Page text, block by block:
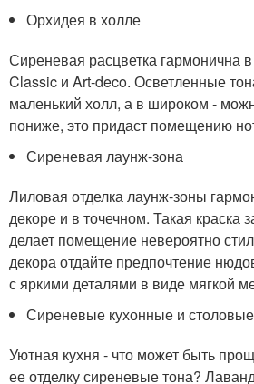
Орхидея в холле
Сиреневая расцветка гармонична
Classic и Art-deco. Осветленные
маленький холл, а в широком -
пониже, это придаст помещению
Сиреневая лаунж-зона
Лиловая отделка лаунж-зоны
декоре и в точечном. Такая краска
делает помещение невероятно
декора отдайте предпочтение
с яркими деталями в виде мягкой
Сиреневые кухонные и
Уютная кухня - что может быть
ее отделку сиреневые тона?